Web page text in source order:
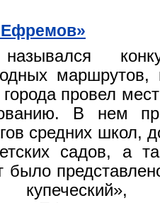
Ефремов»
маршрутов,
провел
В нем
средних школ,
садов, а